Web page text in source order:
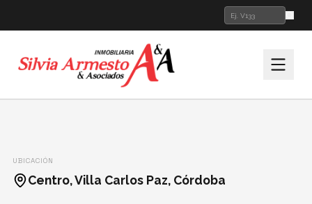
DEPARTAMENTO
CATEGORIA PASEO
UBICACIÓN
Centro, Villa Carlos Paz, Córdoba